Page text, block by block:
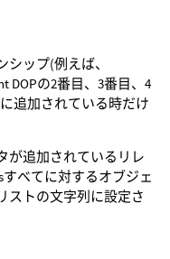
ップ(例えば、
DOPの2番目、3番目、4
追加されている時だけ
が追加されているリレ
べてに対するオブジェ
ストの文字列に設定さ